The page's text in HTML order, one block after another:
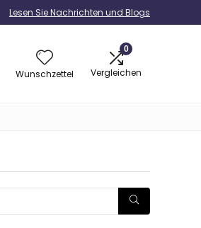
Lesen Sie Nachrichten und Blogs
Wunschzettel
0
Vergleichen